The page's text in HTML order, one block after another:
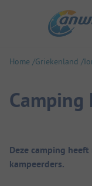
Home Griekenland
Camping
Camping
Deze camping
kampeerders.